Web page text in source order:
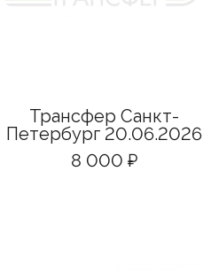
Трансфер Санкт-
Петербург 20.06.2026
8 000 ₽